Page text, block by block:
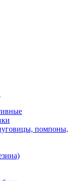
помпоны,